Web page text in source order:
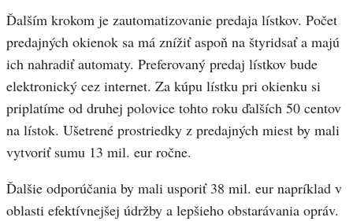
Ďalším krokom je zautomatizovanie predaja lístkov. Počet
predajných okienok sa má znížiť aspoň na štyridsať a majú
ich nahradiť automaty. Preferovaný predaj lístkov bude
elektronický cez internet. Za kúpu lístku pri okienku si
priplatíme od druhej polovice tohto roku ďalších 50 centov
na lístok. Ušetrené prostriedky z predajných miest by mali
vytvoriť sumu 13 mil. eur ročne.
Ďalšie odporúčania by mali usporiť 38 mil. eur napríklad v
oblasti efektívnejšej údržby a lepšieho obstarávania opráv.